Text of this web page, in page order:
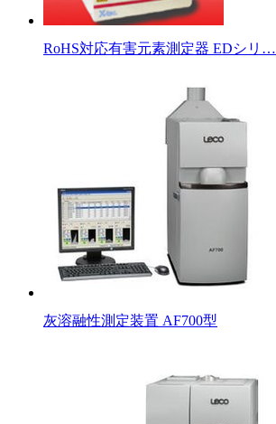
RoHS対応有害元素測定器 EDシリ…
灰溶融性測定装置 AF700型